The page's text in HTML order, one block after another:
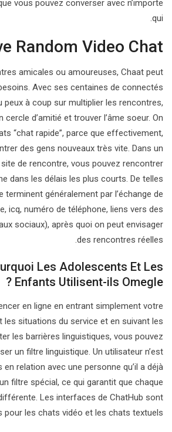
vous pouvez converser avec n’importe
qui.
Random Video Chat
amicales ou amoureuses, Chaat peut
Avec ses centaines de connectés
peux à coup sur multiplier les rencontres,
cercle d’amitié et trouver l’âme soeur. On
“chat rapide”, parce que effectivement,
des gens nouveaux très vite. Dans un
de rencontre, vous pouvez rencontrer
dans les délais les plus courts. De telles
terminent généralement par l’échange de
icq, numéro de téléphone, liens vers des
sociaux), après quoi on peut envisager
des rencontres réelles.
Les Adolescents Et Les
Enfants Utilisent-ils Omegle ?
en ligne en entrant simplement votre
les situations du service et en suivant les
les barrières linguistiques, vous pouvez
un filtre linguistique. Un utilisateur n’est
en relation avec une personne qu’il a déjà
filtre spécial, ce qui garantit que chaque
Les interfaces de ChatHub sont
pour les chats vidéo et les chats textuels.